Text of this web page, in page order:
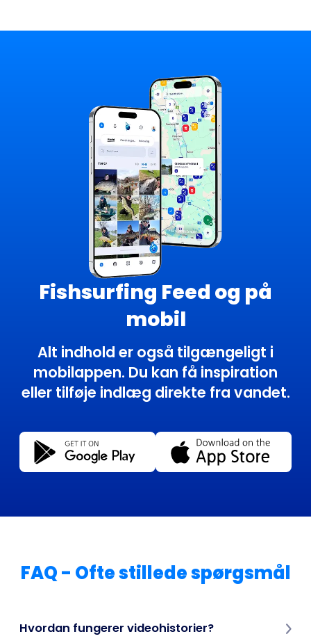
Fishsurfing Feed og på
mobil
Alt indhold er også tilgængeligt i
mobilappen. Du kan få inspiration
eller tilføje indlæg direkte fra vandet.
FAQ - Ofte stillede spørgsmål
Hvordan fungerer videohistorier?